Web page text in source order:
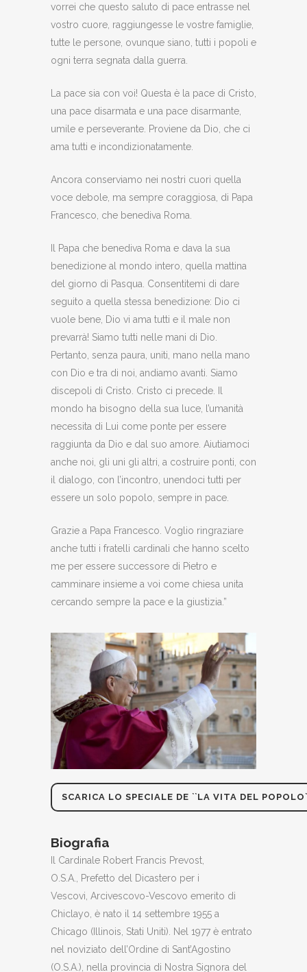
vorrei che questo saluto di pace entrasse nel
vostro cuore, raggiungesse le vostre famiglie,
tutte le persone, ovunque siano, tutti i popoli e
ogni terra segnata dalla guerra.
La pace sia con voi! Questa è la pace di Cristo,
una pace disarmata e una pace disarmante,
umile e perseverante. Proviene da Dio, che ci
ama tutti e incondizionatamente.
Ancora conserviamo nei nostri cuori quella
voce debole, ma sempre coraggiosa, di Papa
Francesco, che benediva Roma.
Il Papa che benediva Roma e dava la sua
benedizione al mondo intero, quella mattina
del giorno di Pasqua. Consentitemi di dare
seguito a quella stessa benedizione: Dio ci
vuole bene, Dio vi ama tutti e il male non
prevarrà! Siamo tutti nelle mani di Dio.
Pertanto, senza paura, uniti, mano nella mano
con Dio e tra di noi, andiamo avanti. Siamo
discepoli di Cristo. Cristo ci precede. Il
mondo ha bisogno della sua luce, l’umanità
necessita di Lui come ponte per essere
raggiunta da Dio e dal suo amore. Aiutiamoci
anche noi, gli uni gli altri, a costruire ponti, con
il dialogo, con l’incontro, unendoci tutti per
essere un solo popolo, sempre in pace.
Grazie a Papa Francesco. Voglio ringraziare
anche tutti i fratelli cardinali che hanno scelto
me per essere successore di Pietro e
camminare insieme a voi come chiesa unita
cercando sempre la pace e la giustizia.”
SCARICA LO SPECIALE DE ``LA VITA DEL
Biografia
Il Cardinale Robert Francis Prevost,
O.S.A., Prefetto del Dicastero per i
Vescovi, Arcivescovo-Vescovo emerito di
Chiclayo, è nato il 14 settembre 1955 a
Chicago (Illinois, Stati Uniti). Nel 1977 è entrato
nel noviziato dell’Ordine di Sant’Agostino
(O.S.A.), nella provincia di Nostra Signora del